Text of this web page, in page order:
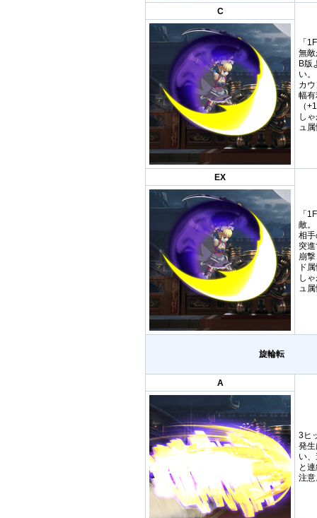
C
「
無
B版
い。
カ
幅
（
し
ュ
EX
「
敵。
相
突
崩
ド
し
ュ
旋輪転
A
3ヒ
発
い
と
注意